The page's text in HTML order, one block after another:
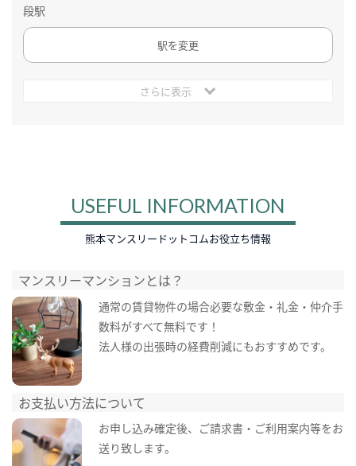
段駅
駅を変更
さらに表示
USEFUL INFORMATION
熊本マンスリードットコムお役立ち情報
マンスリーマンションとは？
通常の賃貸物件の場合必要な敷金・礼金・仲介手
数料がすべて無料です！
法人様の出張時の経費削減にもおすすめです。
お支払い方法について
お申し込み確定後、ご請求書・ご利用案内等をお
送り致します。